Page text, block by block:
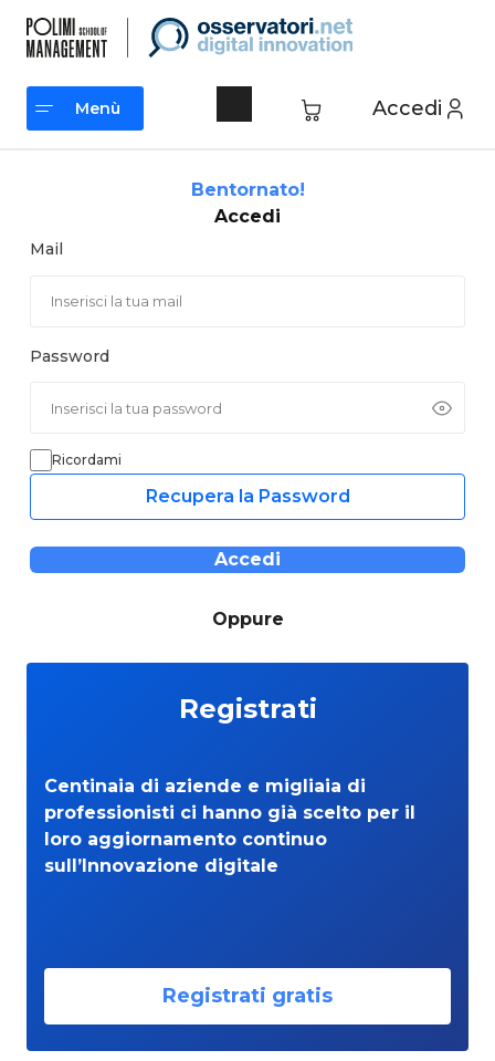
contenuto
Accedi
Menù
Bentornato!
Accedi
Mail
Password
Ricordami
Recupera la Password
Accedi
Oppure
Registrati
Centinaia di aziende e migliaia di
professionisti ci hanno già scelto per il
loro aggiornamento continuo
sull’Innovazione digitale
Registrati gratis